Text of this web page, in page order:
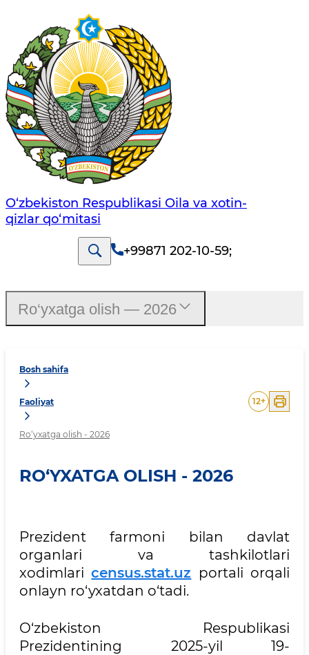
O‘zbekiston Respublikasi Oila va xotin-
qizlar qo‘mitasi
+99871 202-10-59;
Bosh sahifa
Faoliyat
Ro‘yxatga olish - 2026
12+
RO‘YXATGA OLISH - 2026
Prezident farmoni bilan davlat
organlari va tashkilotlari
xodimlaricensus.stat.uz portali orqali
onlayn ro‘yxatdan o‘tadi.
O‘zbekiston Respublikasi
Prezidentining 2025-yil 19-
Ro‘yxatga olish — 2026